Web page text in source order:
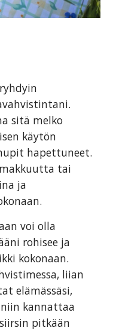
sitä melko
käytön
hapettuneet.
tai
ja
voi olla
rohisee ja
kokonaan.
liian
elämässäsi,
kannattaa
pitkään